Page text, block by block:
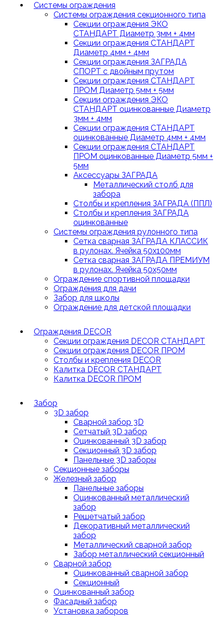
Системы ограждения
Системы ограждения секционного типа
Секции ограждения ЭКО
СТАНДАРТ Диаметр 3мм + 4мм
Секции ограждения СТАНДАРТ
Диаметр 4мм + 4мм
Секции ограждения ЗАГРАДА
СПОРТ с двойным прутом
Секции ограждения СТАНДАРТ
ПРОМ Диаметр 5мм + 5мм
Секции ограждения ЭКО
СТАНДАРТ оцинкованные Диаметр
3мм + 4мм
Секции ограждения СТАНДАРТ
оцинкованные Диаметр 4мм + 4мм
Секции ограждения СТАНДАРТ
ПРОМ оцинкованные Диаметр 5мм +
5мм
Аксессуары ЗАГРАДА
Металлический столб для
забора
Столбы и крепления ЗАГРАДА (ППЛ)
Столбы и крепления ЗАГРАДА
оцинкованные
Системы ограждения рулонного типа
Сетка сварная ЗАГРАДА КЛАССИК
в рулонах. Ячейка 50х100мм
Сетка сварная ЗАГРАДА ПРЕМИУМ
в рулонах. Ячейка 50х50мм
Ограждение спортивной площадки
Ограждения для дачи
Забор для школы
Ограждение для детской площадки
Ограждения DECOR
Секции ограждения DECOR СТАНДАРТ
Секции ограждения DECOR ПРОМ
Столбы и крепления DECOR
Калитка DECOR СТАНДАРТ
Калитка DECOR ПРОМ
Забор
3D забор
Сварной забор 3D
Сетчатый 3D забор
Оцинкованный 3D забор
Секционный 3D забор
Панельные 3D заборы
Секционные заборы
Железный забор
Панельные заборы
Оцинкованный металлический
забор
Решетчатый забор
Декоративный металлический
забор
Металлический сварной забор
Забор металлический секционный
Сварной забор
Оцинкованный сварной забор
Секционный
Оцинкованный забор
Фасадный забор
Установка заборов